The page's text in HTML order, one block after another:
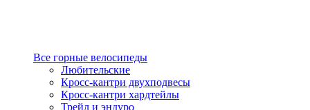
Все горные велосипеды
Любительские
Кросс-кантри двухподвесы
Кросс-кантри хардтейлы
Трейл и эндуро